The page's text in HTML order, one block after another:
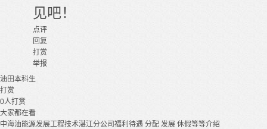
见吧！
点评
回复
打赏
举报
油田本科生
打赏
0人打赏
大家都在看
中海油能源发展工程技术湛江分公司福利待遇 分配 发展 休假等等介绍